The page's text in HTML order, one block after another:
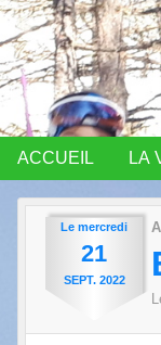
ACCUEIL LA
Le mercredi
21
SEPT. 2022